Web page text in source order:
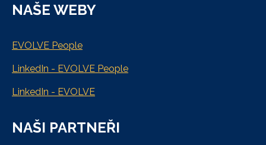
NAŠE WEBY
EVOLVE People
LinkedIn - EVOLVE People
LinkedIn - EVOLVE
NAŠI PARTNEŘI